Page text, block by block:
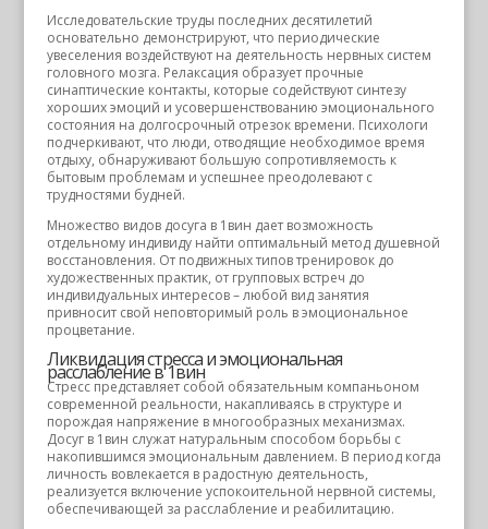
Исследовательские труды последних десятилетий
основательно демонстрируют, что периодические
увеселения воздействуют на деятельность нервных систем
головного мозга. Релаксация образует прочные
синаптические контакты, которые содействуют синтезу
хороших эмоций и усовершенствованию эмоционального
состояния на долгосрочный отрезок времени. Психологи
подчеркивают, что люди, отводящие необходимое время
отдыху, обнаруживают большую сопротивляемость к
бытовым проблемам и успешнее преодолевают с
трудностями будней.
Множество видов досуга в 1вин дает возможность
отдельному индивиду найти оптимальный метод душевной
восстановления. От подвижных типов тренировок до
художественных практик, от групповых встреч до
индивидуальных интересов – любой вид занятия
привносит свой неповторимый роль в эмоциональное
процветание.
Ликвидация стресса и эмоциональная
расслабление в 1вин
Стресс представляет собой обязательным компаньоном
современной реальности, накапливаясь в структуре и
порождая напряжение в многообразных механизмах.
Досуг в 1вин служат натуральным способом борьбы с
накопившимся эмоциональным давлением. В период когда
личность вовлекается в радостную деятельность,
реализуется включение успокоительной нервной системы,
обеспечивающей за расслабление и реабилитацию.